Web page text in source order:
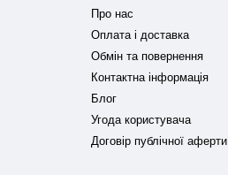
Про нас
Оплата і доставка
Обмін та повернення
Контактна інформація
Блог
Угода користувача
Договір публічної аферти